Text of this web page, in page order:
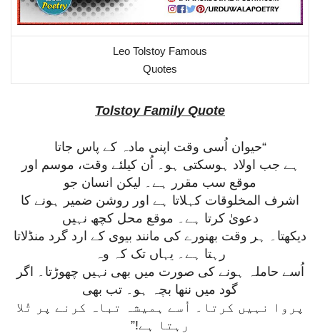
Leo Tolstoy Famous
Quotes
Tolstoy Family Quote
“حیوان اُسی وقت اپنی مادہ کے پاس جاتا
ہے جب اولاد ہوسکتی ہو۔ اُن کیلئے وقت، موسم اور
موقع سب مقرر ہے۔ لیکن انسان جو
اشرف المخلوقات کہلاتا ہے اور روشن ضمیر ہونے کا
دعویٰ کرتا ہے۔ موقع محل کچھ نہیں
دیکھتا۔ ہر وقت بھنورے کی مانند بیوی کے ارد گرد منڈلاتا
رہتا ہے۔ یہاں تک کہ وہ
اُسے حاملہ ہونے کی صورت میں بھی نہیں چھوڑتا۔ اگر
گود میں ننھا بچہ ہو۔ تب بھی
پروا نہیں کرتا۔ اُسے ہمیشہ تباہ کرنے پر تُلا
رہتا ہے!”